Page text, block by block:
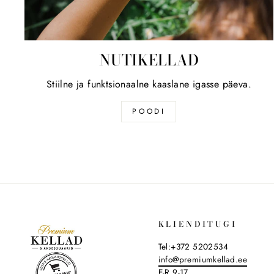
NUTIKELLAD
Stiilne ja funktsionaalne kaaslane igasse päeva.
POODI
KLIENDITUGI
Tel:+372 5202534
info@premiumkellad.ee